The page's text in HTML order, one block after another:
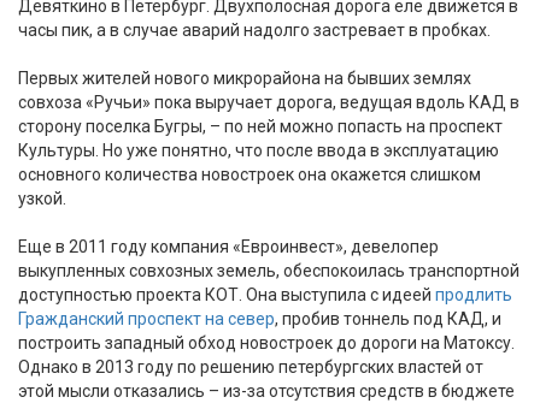
Девяткино в Петербург. Двухполосная дорога еле движется в
часы пик, а в случае аварий надолго застревает в пробках.
Первых жителей нового микрорайона на бывших землях
совхоза «Ручьи» пока выручает дорога, ведущая вдоль КАД в
сторону поселка Бугры, – по ней можно попасть на проспект
Культуры. Но уже понятно, что после ввода в эксплуатацию
основного количества новостроек она окажется слишком
узкой.
Еще в 2011 году компания «Евроинвест», девелопер
выкупленных совхозных земель, обеспокоилась транспортной
доступностью проекта КОТ. Она выступила с идеей продлить
Гражданский проспект на север, пробив тоннель под КАД, и
построить западный обход новостроек до дороги на Матоксу.
Однако в 2013 году по решению петербургских властей от
этой мысли отказались – из-за отсутствия средств в бюджете